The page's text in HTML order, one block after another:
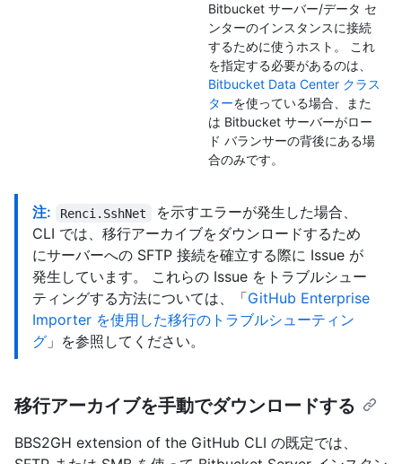
Bitbucket サーバー/データ セ
ンターのインスタンスに接続
するために使うホスト。 これ
を指定する必要があるのは、
Bitbucket Data Center クラス
ターを使っている場合、また
は Bitbucket サーバーがロー
ド バランサーの背後にある場
合のみです。
注: Renci.SshNet
を示すエラーが発生した場合、
CLI では、移行アーカイブをダウンロードするため
にサーバーへの SFTP 接続を確立する際に Issue が
発生しています。 これらの Issue をトラブルシュー
ティングする方法については、「GitHub Enterprise
Importer を使用した移行のトラブルシューティン
グ 」を参照してください。
移行アーカイブを手動でダウンロードする
BBS2GH extension of the GitHub CLI の既定では、